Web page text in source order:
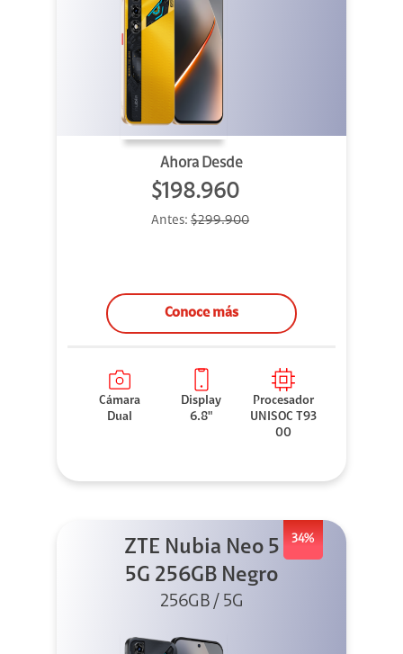
Ahora Desde
$198.960
Antes: $299.900
Conoce más
Cámara
Dual
Display
6.8"
Procesador
UNISOC T93
00
34%
ZTE Nubia Neo 5
5G 256GB Negro
256GB / 5G